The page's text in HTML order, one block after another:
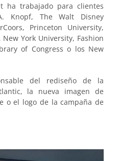
ha trabajado para clientes
Knopf, The Walt Disney
Princeton University,
York University, Fashion
of Congress o los New
del rediseño de la
la nueva imagen de
o el logo de la campaña de